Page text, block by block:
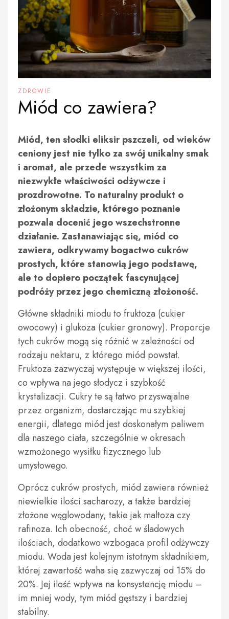
ZDROWIE
Miód co zawiera?
Miód, ten słodki eliksir pszczeli, od wieków
ceniony jest nie tylko za swój unikalny smak
i aromat, ale przede wszystkim za
niezwykłe właściwości odżywcze i
prozdrowotne. To naturalny produkt o
złożonym składzie, którego poznanie
pozwala docenić jego wszechstronne
działanie. Zastanawiając się, miód co
zawiera, odkrywamy bogactwo cukrów
prostych, które stanowią jego podstawę,
ale to dopiero początek fascynującej
podróży przez jego chemiczną złożoność.
Główne składniki miodu to fruktoza (cukier
owocowy) i glukoza (cukier gronowy). Proporcje
tych cukrów mogą się różnić w zależności od
rodzaju nektaru, z którego miód powstał.
Fruktoza zazwyczaj występuje w większej ilości,
co wpływa na jego słodycz i szybkość
krystalizacji. Cukry te są łatwo przyswajalne
przez organizm, dostarczając mu szybkiej
energii, dlatego miód jest doskonałym paliwem
dla naszego ciała, szczególnie w okresach
wzmożonego wysiłku fizycznego lub
umysłowego.
Oprócz cukrów prostych, miód zawiera również
niewielkie ilości sacharozy, a także bardziej
złożone węglowodany, takie jak maltoza czy
rafinoza. Ich obecność, choć w śladowych
ilościach, dodatkowo wzbogaca profil odżywczy
miodu. Woda jest kolejnym istotnym składnikiem,
której zawartość waha się zazwyczaj od 15% do
20%. Jej ilość wpływa na konsystencję miodu –
im mniej wody, tym miód gęstszy i bardziej
stabilny.